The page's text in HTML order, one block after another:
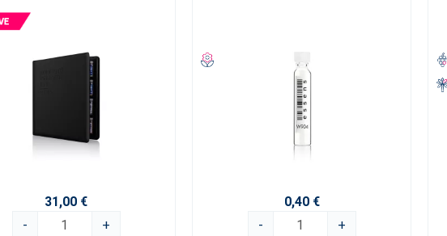
31,00 €
-
+
0,40 €
-
+